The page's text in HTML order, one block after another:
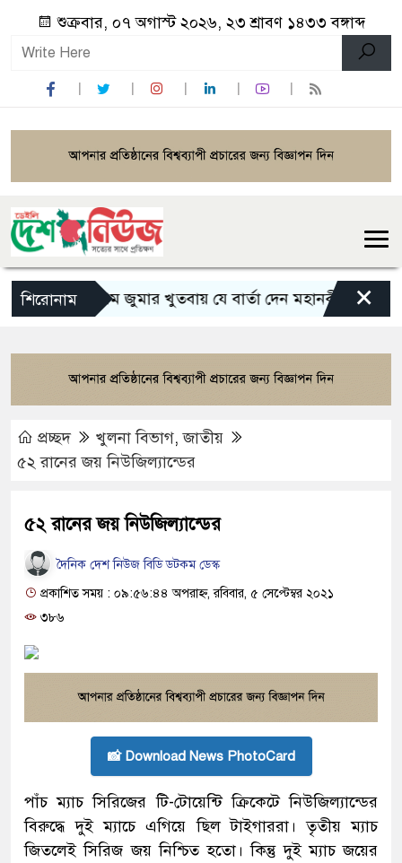
শুক্রবার, ০৭ অগাস্ট ২০২৬, ২৩ শ্রাবণ ১৪৩৩ বঙ্গাব্দ
শিরোনামপ্রথম জুমার খুতবায় যে বার্তা দেন মহানবী (সা.) ×
প্রচ্ছদ খুলনা বিভাগ,জাতীয়
৫২ রানের জয় নিউজিল্যান্ডের
৫২ রানের জয় নিউজিল্যান্ডের
দৈনিক দেশ নিউজ বিডি ডটকম ডেস্ক
প্রকাশিত সময় : ০৯:৫৬:৪৪ অপরাহ্ন, রবিবার, ৫ সেপ্টেম্বর ২০২১
৩৮৬
📸 Download News PhotoCard
পাঁচ ম্যাচ সিরিজের টি-টোয়েন্টি ক্রিকেটে নিউজিল্যান্ডের
বিরুদ্ধে দুই ম্যাচে এগিয়ে ছিল টাইগাররা। তৃতীয় ম্যাচ
জিতলেই সিরিজ জয় নিশ্চিত হতো। কিন্তু দুই ম্যাচ জয়ের